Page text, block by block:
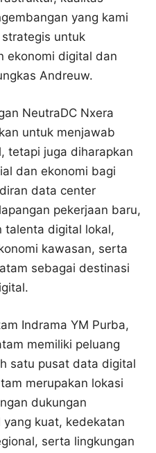
yang kami
untuk
ekonomi digital dan
Andreuw.
NeutraDC Nxera
untuk menjawab
tetapi juga diharapkan
dan ekonomi bagi
data center
pekerjaan baru,
talenta digital lokal,
kawasan, serta
sebagai destinasi
Indrama YM Purba,
memiliki peluang
satu pusat data digital
merupakan lokasi
dukungan
kuat, kedekatan
serta lingkungan